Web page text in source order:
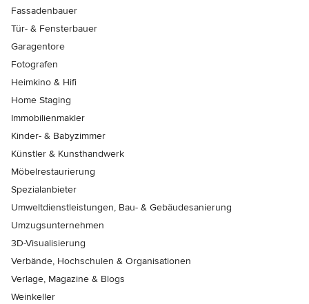
Fassadenbauer
Tür- & Fensterbauer
Garagentore
Fotografen
Heimkino & Hifi
Home Staging
Immobilienmakler
Kinder- & Babyzimmer
Künstler & Kunsthandwerk
Möbelrestaurierung
Spezialanbieter
Umweltdienstleistungen, Bau- & Gebäudesanierung
Umzugsunternehmen
3D-Visualisierung
Verbände, Hochschulen & Organisationen
Verlage, Magazine & Blogs
Weinkeller